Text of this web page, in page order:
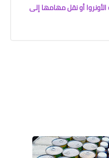
أو نقل مهامها إلى